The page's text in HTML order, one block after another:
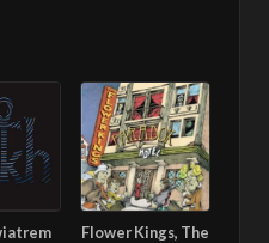
Flower Kings, The